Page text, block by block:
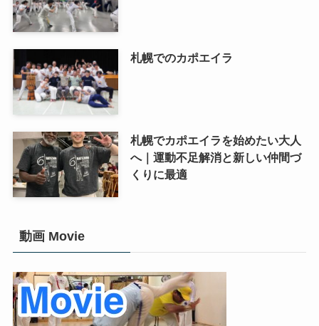
札幌でのカポエイラ
札幌でカポエイラを始めたい大人
へ｜運動不足解消と新しい仲間づ
くりに最適
動画 Movie